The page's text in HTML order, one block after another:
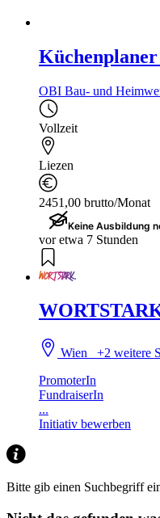
OBI Bau- und
Vollzeit
Liezen
2451,00 brutto/Monat
Keine Ausbildung
vor etwa 7 Stunden
Wien+2 weitere
PromoterIn
FundraiserIn
...
Initiativ bewerben
Bitte gib einen Suchbegriff